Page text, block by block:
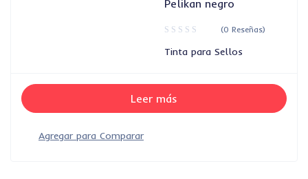
Pelikan negro
(0 Reseñas)
Tinta para Sellos
Leer más